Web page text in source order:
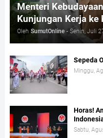
Menteri
Kunjungan Kerja ke
Oleh SumutOnline - Senin, Juli
Sepeda
Minggu,
Horas!
Sabtu,